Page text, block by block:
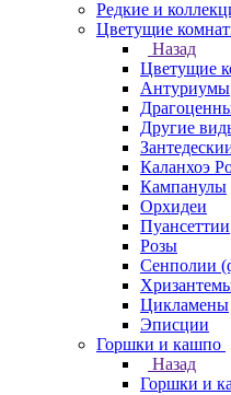
Редкие и
Цветущие
Назад
Цветущие
Антуриумы
Другие
Каланхоэ
Кампанулы
Орхидеи
Пуансеттии
Розы
Сенполии
Цикламены
Эписции
Горшки и кашпо
Назад
Горшки и